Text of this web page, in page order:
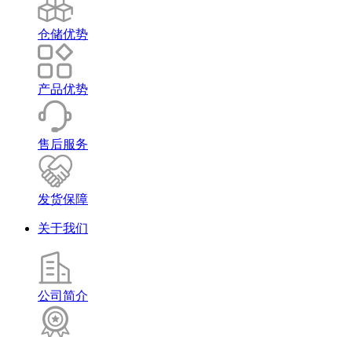
仓储优势
产品优势
售后服务
发货保障
关于我们
公司简介